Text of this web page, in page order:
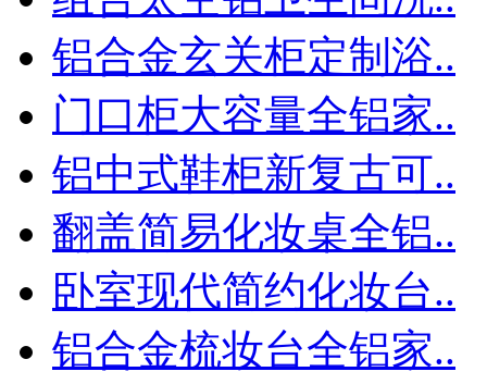
铝合金玄关柜定制浴..
门口柜大容量全铝家..
铝中式鞋柜新复古可..
翻盖简易化妆桌全铝..
卧室现代简约化妆台..
铝合金梳妆台全铝家..